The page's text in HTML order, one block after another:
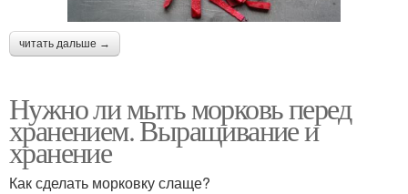
читать дальше →
Нужно ли мыть морковь перед
хранением. Выращивание и
хранение
Как сделать морковку слаще?